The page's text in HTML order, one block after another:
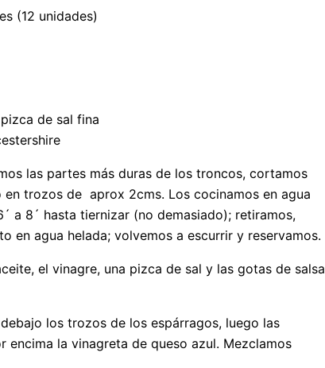
(12 unidades)
de sal fina
las partes más duras de los troncos, cortamos
trozos de aprox 2cms. Los cocinamos en agua
a 8´ hasta tiernizar (no demasiado); retiramos,
en agua helada; volvemos a escurrir y reservamos.
el vinagre, una pizca de sal y las gotas de salsa
los trozos de los espárragos, luego las
la vinagreta de queso azul. Mezclamos